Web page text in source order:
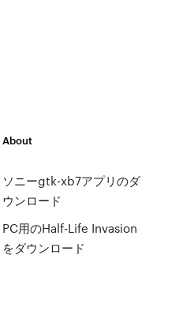
About
ソニーgtk-xb7アプリのダ
ウンロード
PC用のHalf-Life Invasion
をダウンロード